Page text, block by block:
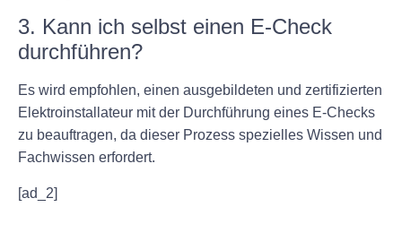
3. Kann ich selbst einen E-Check
durchführen?
Es wird empfohlen, einen ausgebildeten und zertifizierten
Elektroinstallateur mit der Durchführung eines E-Checks
zu beauftragen, da dieser Prozess spezielles Wissen und
Fachwissen erfordert.
[ad_2]